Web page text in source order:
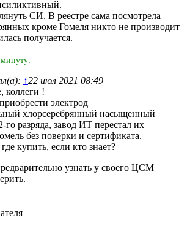
СИ. В реестре сама посмотрела
кроме Гомеля никто не производит
получается.
↑22 июл 2021 08:49
коллеги !
электрод
хлорсеребрянный насыщенный
го разряда, завод ИТ перестал их
без поверки и сертификата.
купить, если кто знает?
узнать у своего ЦСМ